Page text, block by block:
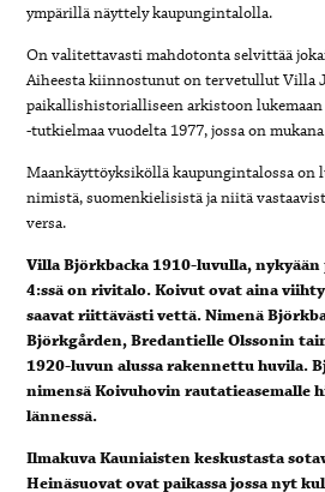
ympärillä näyttely kaupungintalolla.
On valitettavasti mahdotonta selvittää
Aiheesta kiinnostunut on tervetullut Villa
paikallishistorialliseen arkistoon
-tutkielmaa vuodelta 1977, jossa on
Maankäyttöyksiköllä kaupungintalossa
nimistä, suomenkielisistä ja niitä
versa.
Villa Björkbacka 1910-luvulla,
4:ssä on rivitalo. Koivut ovat aina
saavat riittävästi vettä. Nimenä
Björkgården, Bredantielle Olssonin
1920-luvun alussa rakennettu huvila.
nimensä Koivuhovin rautatieasemalle
lännessä.
Ilmakuva Kauniaisten keskustasta
Heinäsuovat ovat paikassa jossa nyt